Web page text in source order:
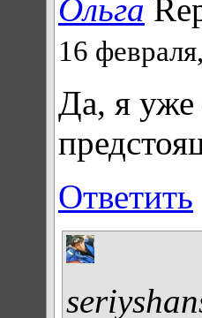
Ольга
16
Да, я
Ответить